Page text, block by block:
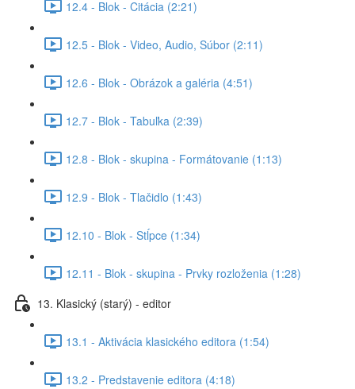
12.4 - Blok - Citácia (2:21)
12.5 - Blok - Video, Audio, Súbor (2:11)
12.6 - Blok - Obrázok a galéria (4:51)
12.7 - Blok - Tabuľka (2:39)
12.8 - Blok - skupina - Formátovanie (1:13)
12.9 - Blok - Tlačidlo (1:43)
12.10 - Blok - Stĺpce (1:34)
12.11 - Blok - skupina - Prvky rozloženia (1:28)
13. Klasický (starý) - editor
13.1 - Aktivácia klasického editora (1:54)
13.2 - Predstavenie editora (4:18)